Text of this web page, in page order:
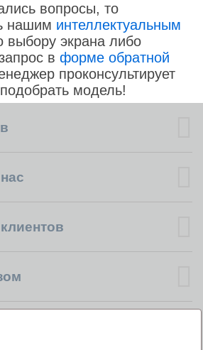
вопросы, то
нашим интеллектуальным
выбору экрана либо
в форме обратной
проконсультирует
модель!